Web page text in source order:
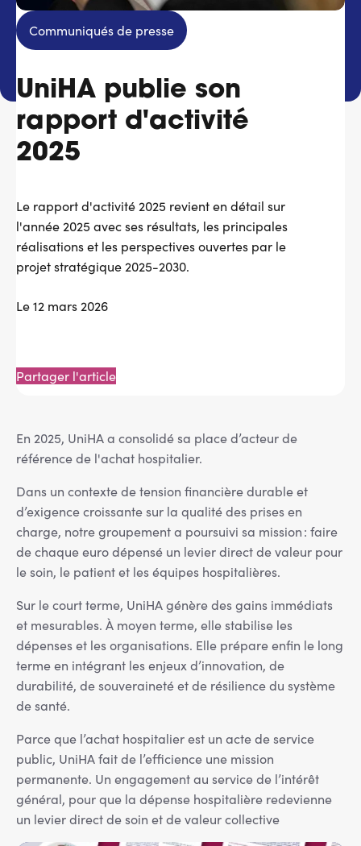
Services adhérents
Top
Fournisseurs
Recrutement
Aide & contact
Communiqués de presse
UniHA publie son
rapport d'activité
2025
Le rapport d'activité 2025 revient en détail sur
l'année 2025 avec ses résultats, les principales
réalisations et les perspectives ouvertes par le
projet stratégique 2025-2030.
Le 12 mars 2026
Partager l'article
En 2025, UniHA a consolidé sa place d’acteur de
référence de l'achat hospitalier.
Dans un contexte de tension financière durable et
d’exigence croissante sur la qualité des prises en
charge, notre groupement a poursuivi sa mission : faire
de chaque euro dépensé un levier direct de valeur pour
le soin, le patient et les équipes hospitalières.
Sur le court terme, UniHA génère des gains immédiats
et mesurables. À moyen terme, elle stabilise les
dépenses et les organisations. Elle prépare enfin le long
terme en intégrant les enjeux d’innovation, de
durabilité, de souveraineté et de résilience du système
de santé.
Parce que l’achat hospitalier est un acte de service
public, UniHA fait de l’efficience une mission
permanente. Un engagement au service de l’intérêt
général, pour que la dépense hospitalière redevienne
un levier direct de soin et de valeur collective